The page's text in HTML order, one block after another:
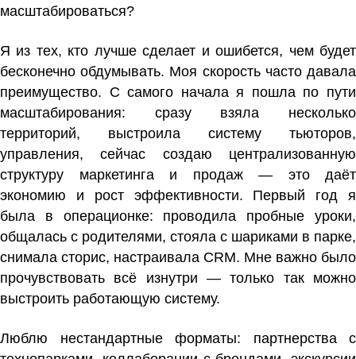
масштабироваться?
Я из тех, кто лучше сделает и ошибется, чем будет
бесконечно обдумывать. Моя скорость часто давала
преимущество. С самого начала я пошла по пути
масштабирования: сразу взяла несколько
территорий, выстроила систему тьюторов,
управления, сейчас создаю централизованную
структуру маркетинга и продаж — это даёт
экономию и рост эффективности. Первый год я
была в операционке: проводила пробные уроки,
общалась с родителями, стояла с шариками в парке,
снимала сторис, настраивала CRM. Мне важно было
прочувствовать всё изнутри — только так можно
выстроить работающую систему.
Люблю нестандартные форматы: партнерства с